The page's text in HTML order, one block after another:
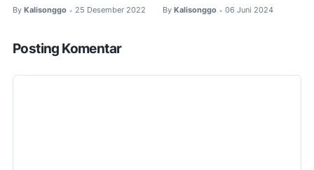
By Kalisonggo • 25 Desember 2022 By Kalisonggo • 06 Juni 2024
Posting Komentar